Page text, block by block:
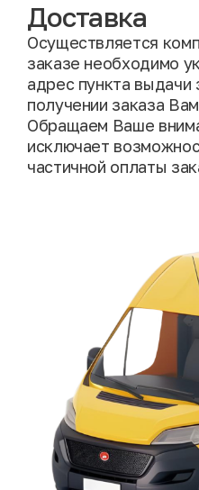
Доставка
Осуществляется
заказе необходимо
адрес пункта выдачи
получении заказа
Обращаем Ваше
исключает
частичной оплаты